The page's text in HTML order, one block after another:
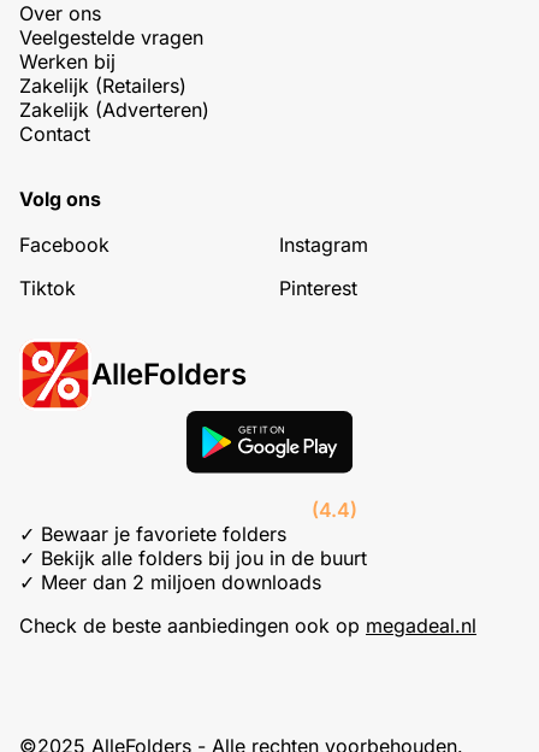
Over ons
Veelgestelde vragen
Werken bij
Zakelijk (Retailers)
Zakelijk (Adverteren)
Contact
Volg ons
Facebook
Instagram
Tiktok
Pinterest
AlleFolders
(4.4)
✓ Bewaar je favoriete folders
✓ Bekijk alle folders bij jou in de buurt
✓ Meer dan 2 miljoen downloads
Check de beste aanbiedingen ook op megadeal.nl
©2025 AlleFolders - Alle rechten voorbehouden.